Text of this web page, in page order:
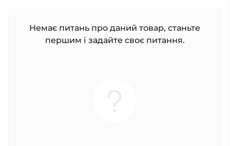
Немає питань про даний товар, станьте
першим і задайте своє питання.